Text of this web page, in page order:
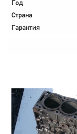
Год
Страна
Гарантия